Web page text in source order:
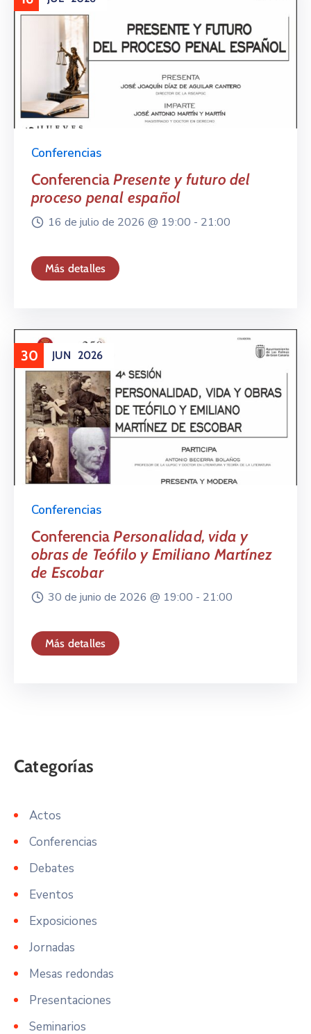
Conferencias
ConferenciaPresente y futuro del
proceso penal español
16 de julio de 2026 @ 19:00 - 21:00
Más detalles
30 JUN 2026
Conferencias
ConferenciaPersonalidad, vida y
obras de Teófilo y Emiliano Martínez
de Escobar
30 de junio de 2026 @ 19:00 - 21:00
Más detalles
Actos
Conferencias
Debates
Eventos
Exposiciones
Jornadas
Mesas redondas
Presentaciones
Seminarios